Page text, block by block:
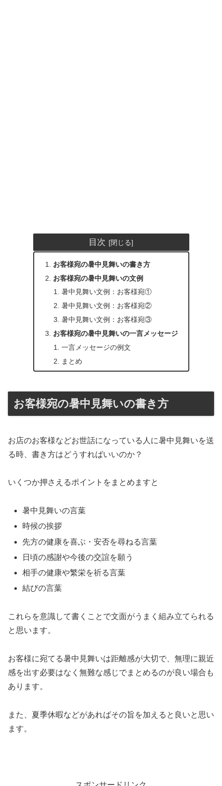
目次
お客様宛の暑中見舞いの書き方
お客様宛の暑中見舞いの文例
暑中見舞い文例：お客様宛①
暑中見舞い文例：お客様宛②
暑中見舞い文例：お客様宛③
お客様宛の暑中見舞いの一言メッセージ
一言メッセージの例文
まとめ
お客様宛の暑中見舞いの書き方
お店のお客様などお世話になっている人に暑中見舞いを送
る時、書き方はどうすればいいのか？
いくつか押さえるポイントをまとめますと
暑中見舞いの言葉
時候の挨拶
先方の健康を喜ぶ・安否を尋ねる言葉
日頃の感謝や今後の交誼を願う
相手の健康や繁栄を祈る言葉
結びの言葉
これらを意識して書くことで文面がうまく組み立てられる
と思います。
お客様に宛てる暑中見舞いは距離感が大切で、無理に親近
感を出す必要はなく無難な感じでまとめるのが良い場合も
あります。
また、夏季休暇などがあればその旨を加えると良いと思い
ます。